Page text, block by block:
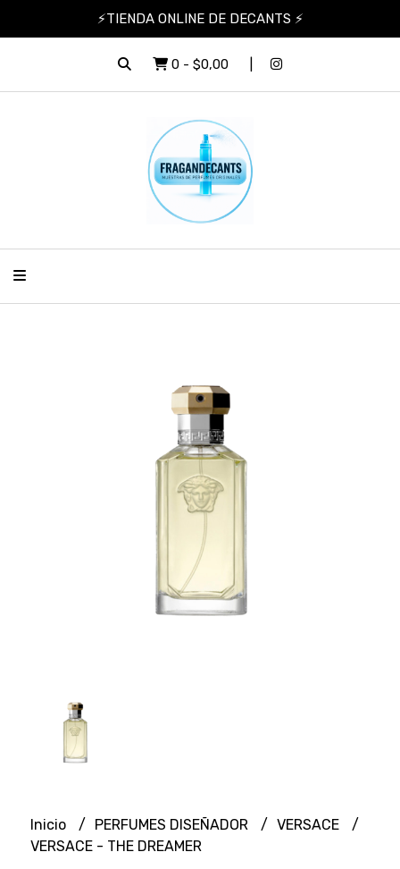
⚡TIENDA ONLINE DE DECANTS ⚡
0 - $0,00
Inicio PERFUMES DISEÑADOR
VERSACE
VERSACE - THE DREAMER